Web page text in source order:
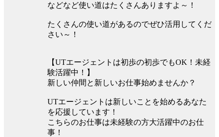
などなど使い道はたくさんありますよ～！
たくさんの使い道があるのでぜひ活用してくだ
さい～！
【UTエージェントは初歩の初歩でもOK！未経
験活躍中！】
新しい仲間と新しいお仕事始めませんか？
UTエージェントは新しいことを始めるあなた
を応援しています！
こちらのお仕事は未経験の方大活躍中のお仕
事！